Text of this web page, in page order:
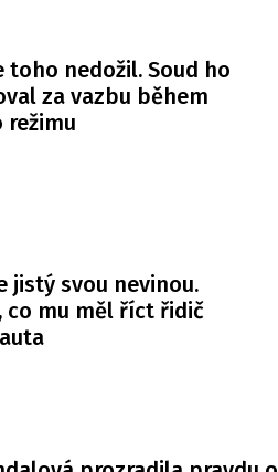
toho nedožil. Soud ho
za vazbu během
režimu
jistý svou nevinou.
co mu měl říct řidič